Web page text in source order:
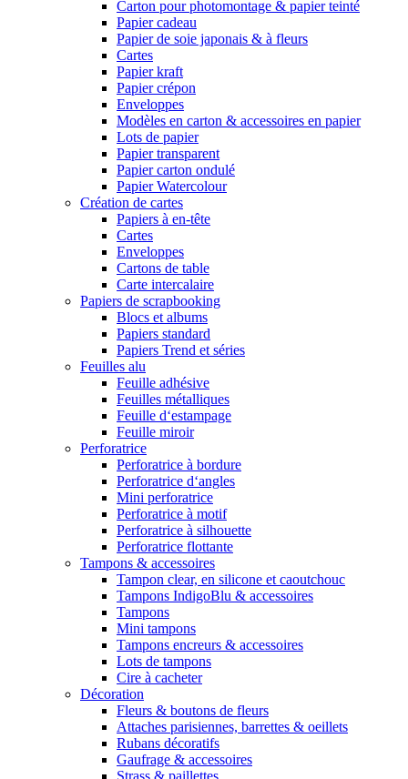
Carton pour photomontage & papier teinté
Papier cadeau
Papier de soie japonais & à fleurs
Cartes
Papier kraft
Papier crépon
Enveloppes
Modèles en carton & accessoires en papier
Lots de papier
Papier transparent
Papier carton ondulé
Papier Watercolour
Création de cartes
Papiers à en-tête
Cartes
Enveloppes
Cartons de table
Carte intercalaire
Papiers de scrapbooking
Blocs et albums
Papiers standard
Papiers Trend et séries
Feuilles alu
Feuille adhésive
Feuilles métalliques
Feuille d‘estampage
Feuille miroir
Perforatrice
Perforatrice à bordure
Perforatrice d‘angles
Mini perforatrice
Perforatrice à motif
Perforatrice à silhouette
Perforatrice flottante
Tampons & accessoires
Tampon clear, en silicone et caoutchouc
Tampons IndigoBlu & accessoires
Tampons
Mini tampons
Tampons encreurs & accessoires
Lots de tampons
Cire à cacheter
Décoration
Fleurs & boutons de fleurs
Attaches parisiennes, barrettes & oeillets
Rubans décoratifs
Gaufrage & accessoires
Strass & paillettes